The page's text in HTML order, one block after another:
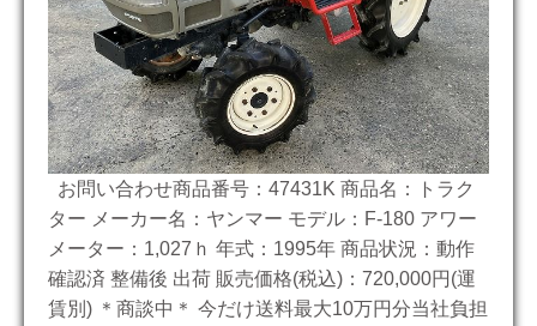
お問い合わせ商品番号：47431K 商品名：トラク
ター メーカー名：ヤンマー モデル：F-180 アワー
メーター：1,027ｈ 年式：1995年 商品状況：動作
確認済 整備後 出荷 販売価格(税込)：720,000円(運
賃別) ＊商談中＊ 今だけ送料最大10万円分当社負担